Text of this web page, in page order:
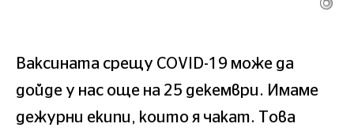
Ваксината срещу COVID-19 може да
дойде у нас още на 25 декември. Имаме
дежурни екипи, които я чакат. Това